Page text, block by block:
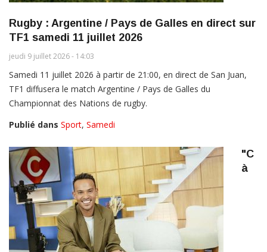
Rugby : Argentine / Pays de Galles en direct sur
TF1 samedi 11 juillet 2026
jeudi 9 juillet 2026 - 14:03
Samedi 11 juillet 2026 à partir de 21:00, en direct de San Juan,
TF1 diffusera le match Argentine / Pays de Galles du
Championnat des Nations de rugby.
Publié dans Sport, Samedi
"C
à